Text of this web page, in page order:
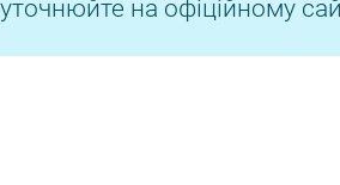
на офіційному